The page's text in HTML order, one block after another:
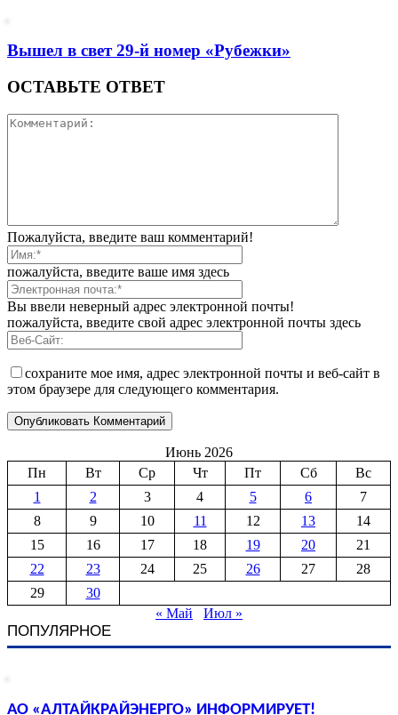
Вышел в свет 29-й номер «Рубежки»
ОСТАВЬТЕ ОТВЕТ
Пожалуйста, введите ваш комментарий!
пожалуйста, введите ваше имя здесь
Вы ввели неверный адрес электронной почты!
пожалуйста, введите свой адрес электронной почты здесь
сохраните мое имя, адрес электронной почты и веб-сайт в
этом браузере для следующего комментария.
Июнь 2026
Пн
Вт Ср Чт Пт Сб
Вс
1
2 3 4 5 6
7
8
9 10 11 12 13
14
15
16 17 18 19 20
21
22
23 24 25 26 27
28
29
30
« Май
Июл »
ПОПУЛЯРНОЕ
АО «АЛТАЙКРАЙЭНЕРГО» ИНФОРМИРУЕТ!